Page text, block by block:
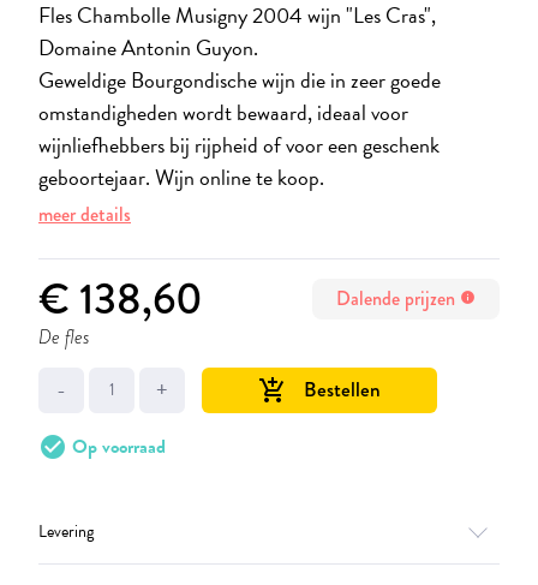
Fles Chambolle Musigny 2004 wijn "Les Cras",
Domaine Antonin Guyon.
Geweldige Bourgondische wijn die in zeer goede
omstandigheden wordt bewaard, ideaal voor
wijnliefhebbers bij rijpheid of voor een geschenk
geboortejaar. Wijn online te koop.
meer details
€ 138,60 Dalende prijzen info
De fles
- + add_shopping_cart Bestellen
check_circle Op voorraad
Levering